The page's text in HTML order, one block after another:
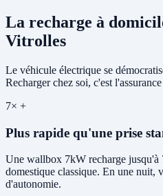
La recharge à
Vitrolles
Le véhicule électrique se
Recharger chez soi, c'est
7× +
Plus rapide qu'une prise
Une wallbox 7kW recharge jusqu'à
domestique classique. En une nuit,
d'autonomie.